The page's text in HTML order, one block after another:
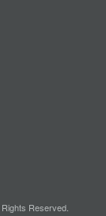
Reserved.